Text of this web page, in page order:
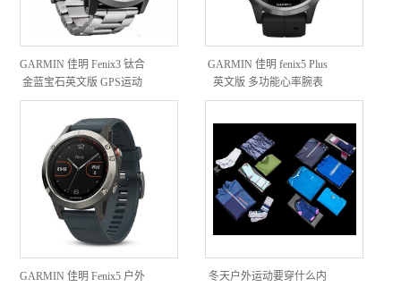
GARMIN 佳明 Fenix3 钛合
金蓝宝石英文版 GPS运动
手表
GARMIN 佳明 fenix5 Plus
英文版 多功能心率腕表
GARMIN 佳明 Fenix5 户外
冬天户外运动要穿什么内